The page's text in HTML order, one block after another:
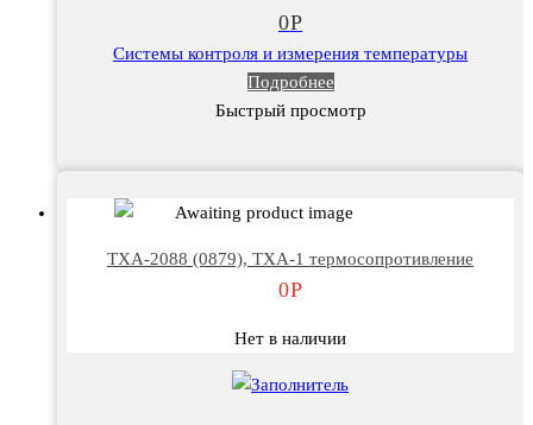
0Р
Системы контроля и измерения температуры
Подробнее
Быстрый просмотр
ТХА-2088 (0879), ТХА-1 термосопротивление
0Р
Нет в наличии